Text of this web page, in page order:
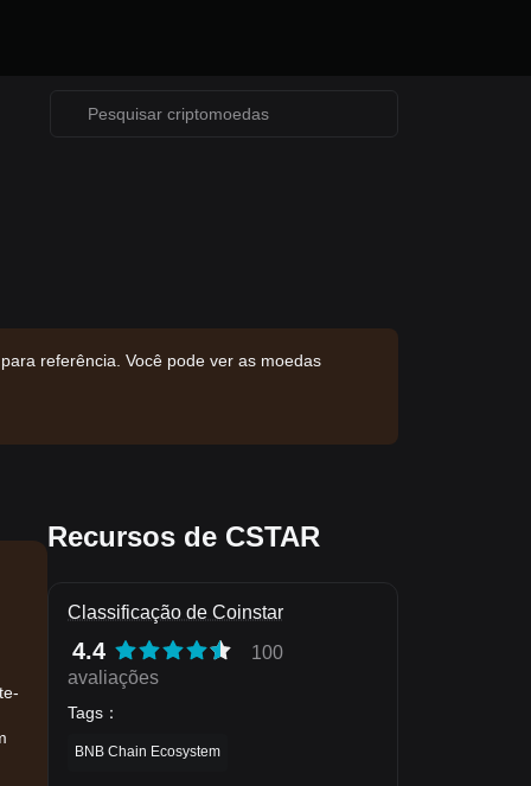
referência. Você pode ver as moedas
Recursos de CSTAR
Classificação de Coinstar
4.4
100
avaliações
Tags ：
BNB Chain Ecosystem